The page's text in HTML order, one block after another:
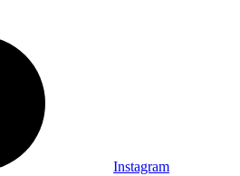
Instagram